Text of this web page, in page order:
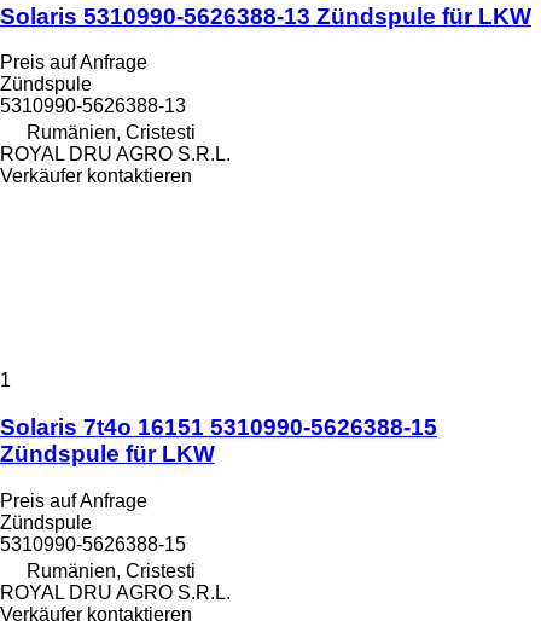
Solaris 5310990-5626388-13 Zündspule für LKW
Preis auf Anfrage
Zündspule
5310990-5626388-13
Rumänien, Cristesti
ROYAL DRU AGRO S.R.L.
Verkäufer kontaktieren
1
Solaris 7t4o 16151 5310990-5626388-15
Zündspule für LKW
Preis auf Anfrage
Zündspule
5310990-5626388-15
Rumänien, Cristesti
ROYAL DRU AGRO S.R.L.
Verkäufer kontaktieren